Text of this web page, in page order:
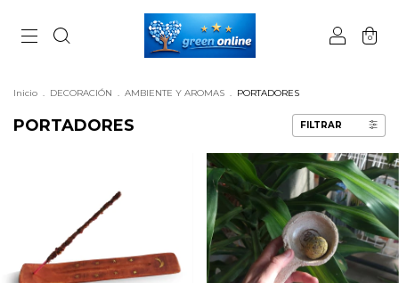
0
Inicio . DECORACIÓN . AMBIENTE Y AROMAS . PORTADORES
PORTADORES FILTRAR